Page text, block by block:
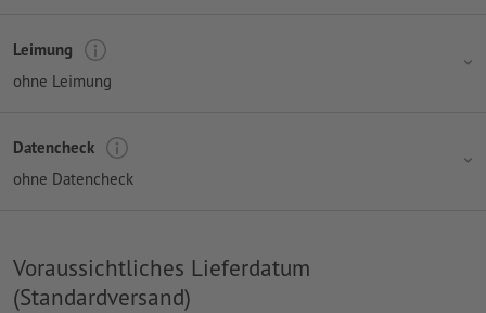
Leimung
ohne Leimung
Datencheck
ohne Datencheck
Voraussichtliches Lieferdatum
(Standardversand)